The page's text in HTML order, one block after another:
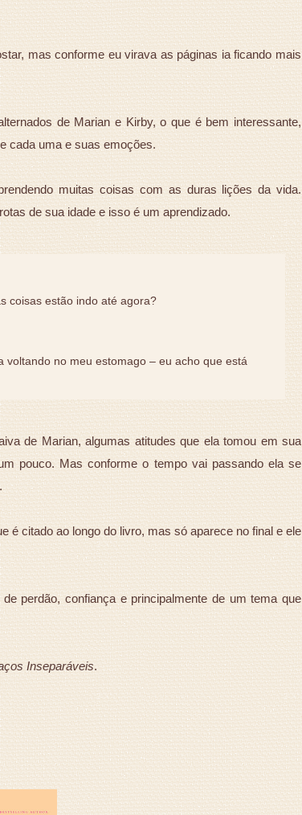
mas conforme eu virava as páginas ia ficando mais
de Marian e Kirby, o que é bem interessante,
cada uma e suas emoções.
muitas coisas com as duras lições da vida.
de sua idade e isso é um aprendizado.
coisas estão indo até agora?
no meu estomago – eu acho que está
de Marian, algumas atitudes que ela tomou em sua
pouco. Mas conforme o tempo vai passando ela se
é citado ao longo do livro, mas só aparece no final e ele
perdão, confiança e principalmente de um tema que
Inseparáveis.